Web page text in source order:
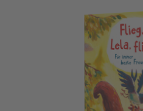
Pino und Lela: Flieg, Lela, flieg!